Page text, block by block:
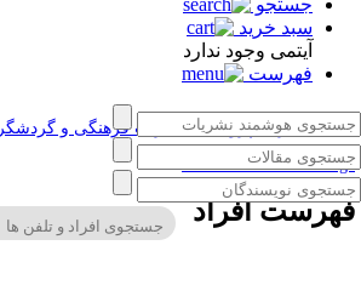
جستجو
سبد خرید
آیتمی وجود ندارد
فهرست
انتشارات پژوهشگاه میراث فرهنگی و گردشگری
Persian Cultural
افراد